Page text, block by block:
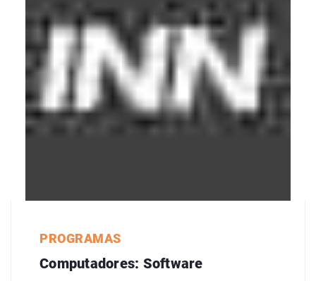
PROGRAMAS
Computadores: Software